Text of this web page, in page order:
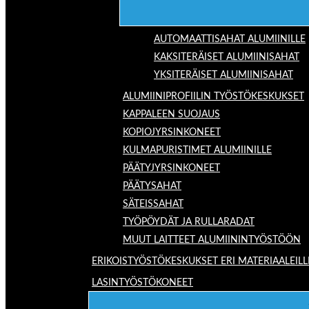
AUTOMAATTISAHAT ALUMIINILLE
KAKSITERÄISET ALUMIINISAHAT
YKSITERÄISET ALUMIINISAHAT
ALUMIINIPROFIILIN TYÖSTÖKESKUKSET
KAPPALEEN SUOJAUS
KOPIOJYRSINKONEET
KULMAPURISTIMET ALUMIINILLE
PÄÄTYJYRSINKONEET
PÄÄTYSAHAT
SÄTEISSAHAT
TYÖPÖYDÄT JA RULLARADAT
MUUT LAITTEET ALUMIININTYÖSTÖÖN
ERIKOISTYÖSTÖKESKUKSET ERI
LASINTYÖSTÖKONEET